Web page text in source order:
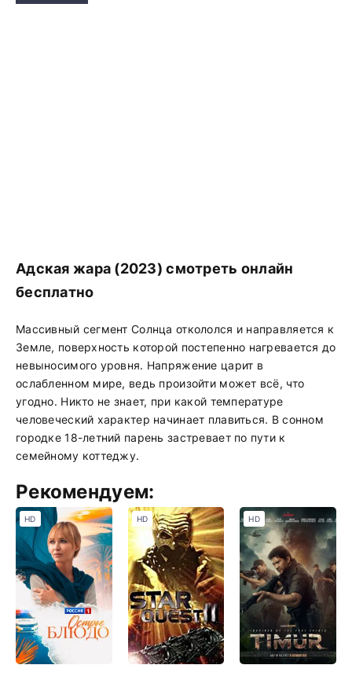
Адская жара (2023) смотреть онлайн
бесплатно
Массивный сегмент Солнца откололся и направляется к
Земле, поверхность которой постепенно нагревается до
невыносимого уровня. Напряжение царит в
ослабленном мире, ведь произойти может всё, что
угодно. Никто не знает, при какой температуре
человеческий характер начинает плавиться. В сонном
городке 18-летний парень застревает по пути к
семейному коттеджу.
Рекомендуем:
HD HD HD